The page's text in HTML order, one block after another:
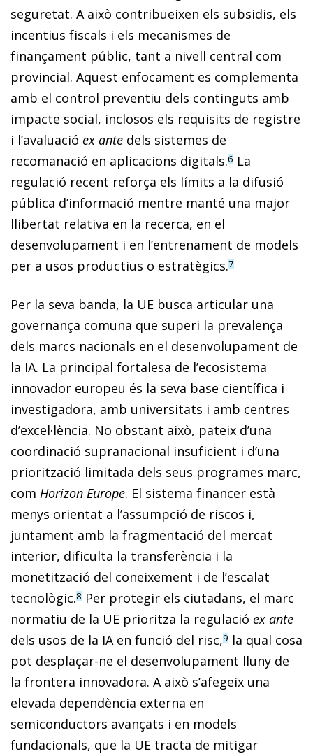
seguretat. A això contribueixen els subsidis, els
incentius fiscals i els mecanismes de
finançament públic, tant a nivell central com
provincial. Aquest enfocament es complementa
amb el control preventiu dels continguts amb
impacte social, inclosos els requisits de registre
i l’avaluació ex ante dels sistemes de
recomanació en aplicacions digitals.6 La
regulació recent reforça els límits a la difusió
pública d’informació mentre manté una major
llibertat relativa en la recerca, en el
desenvolupament i en l’entrenament de models
per a usos productius o estratègics.7
Per la seva banda, la UE busca articular una
governança comuna que superi la prevalença
dels marcs nacionals en el desenvolupament de
la IA. La principal fortalesa de l’ecosistema
innovador europeu és la seva base científica i
investigadora, amb universitats i amb centres
d’excel·lència. No obstant això, pateix d’una
coordinació supranacional insuficient i d’una
priorització limitada dels seus programes marc,
com Horizon Europe. El sistema financer està
menys orientat a l’assumpció de riscos i,
juntament amb la fragmentació del mercat
interior, dificulta la transferència i la
monetització del coneixement i de l’escalat
tecnològic.8 Per protegir els ciutadans, el marc
normatiu de la UE prioritza la regulació ex ante
dels usos de la IA en funció del risc,9 la qual cosa
pot desplaçar-ne el desenvolupament lluny de
la frontera innovadora. A això s’afegeix una
elevada dependència externa en
semiconductors avançats i en models
fundacionals, que la UE tracta de mitigar